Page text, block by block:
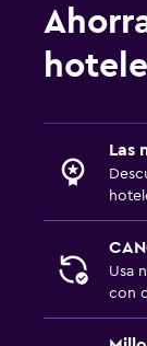
Las
Usa
con